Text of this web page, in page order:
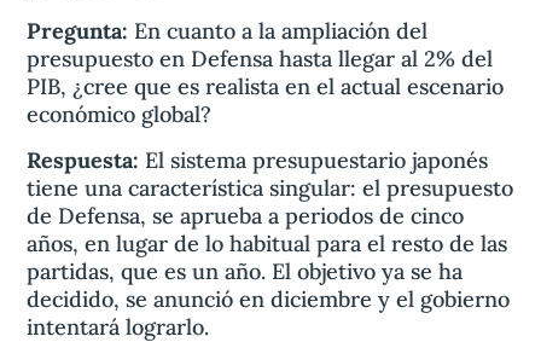
Pregunta: En cuanto a la ampliación del
presupuesto en Defensa hasta llegar al 2% del
PIB, ¿cree que es realista en el actual escenario
económico global?
Respuesta: El sistema presupuestario japonés
tiene una característica singular: el presupuesto
de Defensa, se aprueba a periodos de cinco
años, en lugar de lo habitual para el resto de las
partidas, que es un año. El objetivo ya se ha
decidido, se anunció en diciembre y el gobierno
intentará lograrlo.